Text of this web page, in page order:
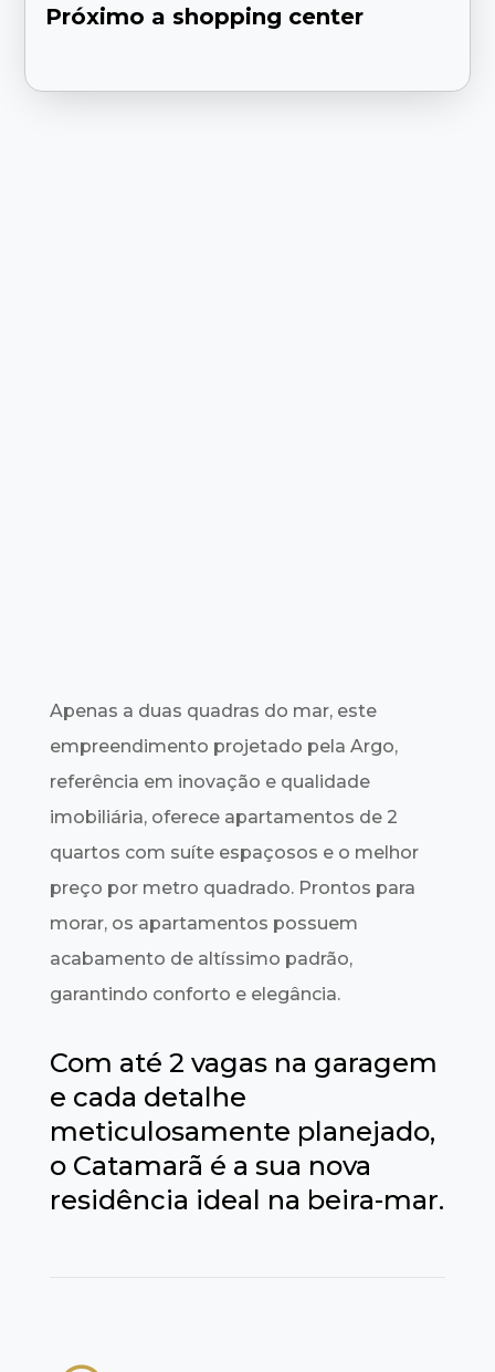
Próximo a shopping center
Apenas a duas quadras do mar, este
empreendimento projetado pela Argo,
referência em inovação e qualidade
imobiliária, oferece apartamentos de 2
quartos com suíte espaçosos e o melhor
preço por metro quadrado. Prontos para
morar, os apartamentos possuem
acabamento de altíssimo padrão,
garantindo conforto e elegância.
Com até 2 vagas na garagem
e cada detalhe
meticulosamente planejado,
o Catamarã é a sua nova
residência ideal na beira-mar.